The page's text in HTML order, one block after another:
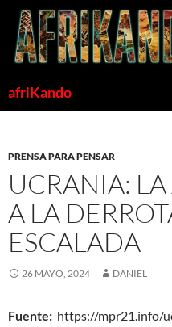
Saltar
contenido
afriKando
PRENSA PARA PENSAR
UCRANIA:
A LA
ESCALADA
26 MAYO, 2024 DANIEL
Fuente: https://mpr21.info/